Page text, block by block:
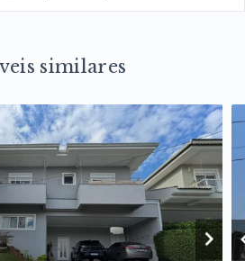
similares